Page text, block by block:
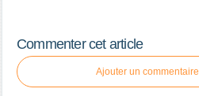
Commenter cet article
Ajouter un commentaire